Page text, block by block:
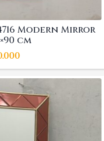
Modern Mirror
cm